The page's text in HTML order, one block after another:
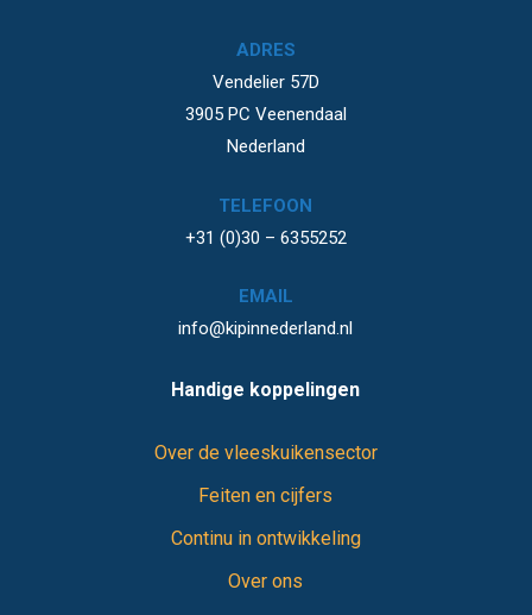
ADRES
Vendelier 57D
3905 PC Veenendaal
Nederland
TELEFOON
+31 (0)30 – 6355252
EMAIL
info@kipinnederland.nl
Handige koppelingen
Over de vleeskuikensector
Feiten en cijfers
Continu in ontwikkeling
Over ons